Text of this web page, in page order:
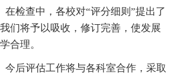
检查中，各校对“评分细则”提出了
们将予以吸收，修订完善，使发展
合理。
后评估工作将与各科室合作，采取